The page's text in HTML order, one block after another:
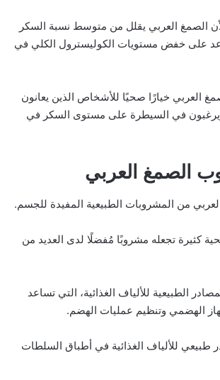
الصمغ العربي يقلل من متوسط نسبة السكر
على خفض مستويات الكوليسترول الكلي في
العربي خيارًا صحيًا للأشخاص الذين يعانون
في السيطرة على مستوى السكر في
الصمغ العربي
من المشروبات الطبيعية المفيدة للجسم.
كثيرة تجعله مشروبًا مُفضلًا لدى العديد من
الطبيعية للألياف الغذائية، التي تساعد
الهضمي وتنظيم عمليات الهضم.
طبيعي للألياف الغذائية في أطباق السلطات